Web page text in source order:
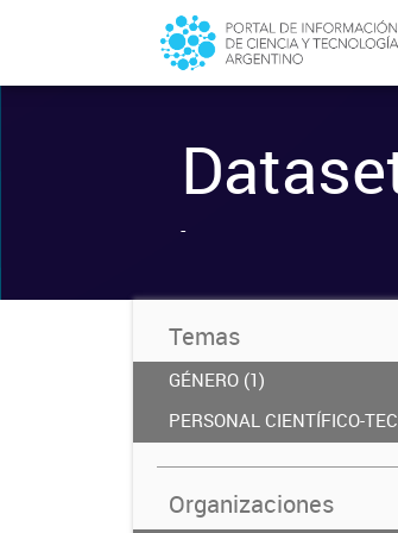
-
Temas
GÉNERO (1)
PERSONAL CIENTÍFICO-
Organizaciones